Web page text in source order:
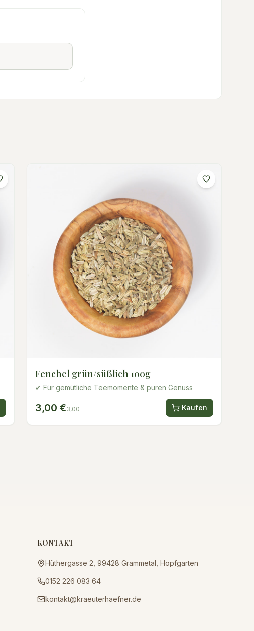
Fenchel grün/süßlich 100g
✔ Für gemütliche Teemomente & puren Genuss
3,00 €3,00 Kaufen
KONTAKT
Hüthergasse 2, 99428 Grammetal, Hopfgarten
0152 226 083 64
kontakt@kraeuterhaefner.de